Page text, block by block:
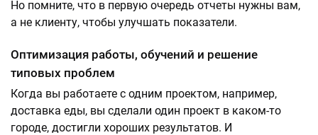
Но помните, что в первую очередь отчеты нужны вам,
а не клиенту, чтобы улучшать показатели.
Оптимизация работы, обучений и решение
типовых проблем
Когда вы работаете с одним проектом, например,
доставка еды, вы сделали один проект в каком-то
городе, достигли хороших результатов. И